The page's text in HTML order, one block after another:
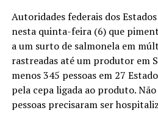
Autoridades federais dos
nesta quinta-feira (6) que
a um surto de salmonela em
rastreadas até um produtor em
menos 345 pessoas em 27
pela cepa ligada ao produto.
pessoas precisaram ser